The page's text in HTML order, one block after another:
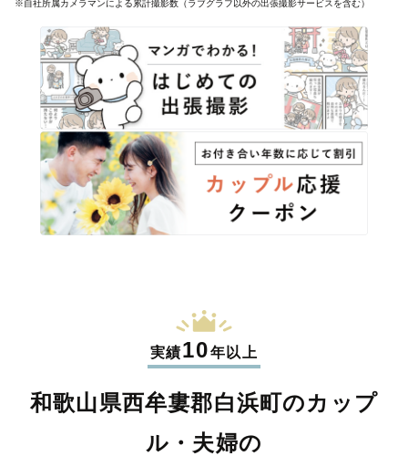
※自社所属カメラマンによる累計撮影数（ラブグラフ以外の出張撮影サービスを含む）
実績10年以上
和歌山県西牟婁郡白浜町のカップ
ル・夫婦の